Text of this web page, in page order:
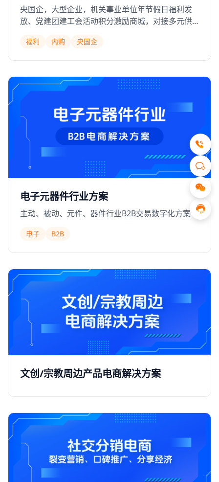
央国企，大型企业，机关事业单位年节假日福利发
放、党建团建工会活动积分激励商城，对接多元供
结算，内部上下游结算
福利 内购 央国企
电子元器件行业方案
主动、被动、元件、器件行业B2B交易数字化方案
电子 B2B
文创/宗教周边产品电商解决方案